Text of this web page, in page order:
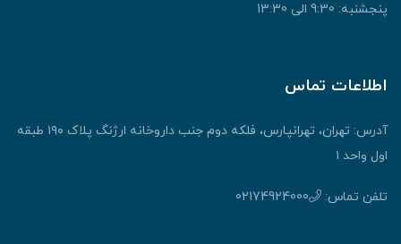
پنجشنبه: 9:30 الی 13:30
اطلاعات تماس
آدرس: تهران، تهرانپارس، فلکه دوم جنب داروخانه ارژنگ پلاک ۱۹۰ طبقه
اول واحد ۱
تلفن تماس: 02174924000